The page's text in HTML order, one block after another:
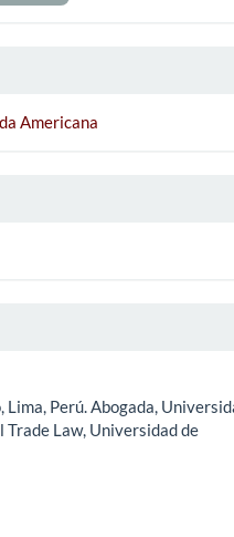
Americana
Perú. Abogada,
Law, Universidad de